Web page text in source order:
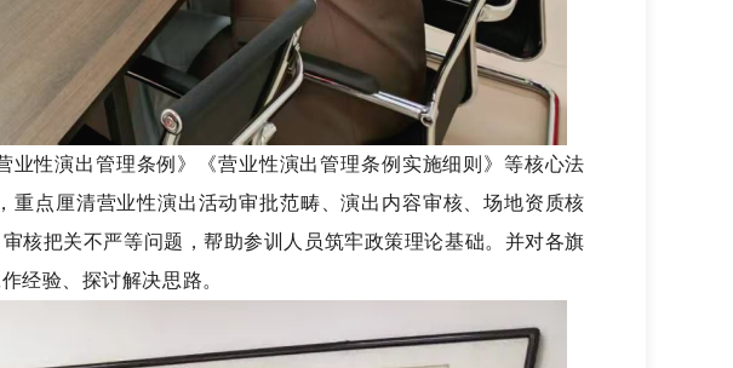
营业性演出管理条例》《营业性演出管理条例实施细则》等核心法
点厘清营业性演出活动审批范畴、演出内容审核、场地资质核
核把关不严等问题，帮助参训人员筑牢政策理论基础。 并对各旗
作经验、探讨解决思路。